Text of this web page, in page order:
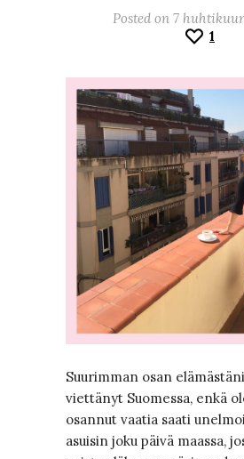
Posted on 7
1
Suurimman osan
viettänyt Suomessa, enkä
osannut vaatia saati
asuisin joku päivä maassa,